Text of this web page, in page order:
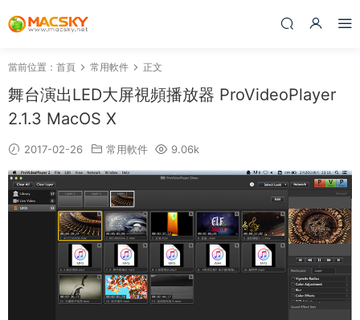
當前位置： 首頁 常用軟件 正文
舞台演出LED大屏視頻播放器 ProVideoPlayer
2.1.3 MacOS X
2017-02-26 常用軟件 9.06k